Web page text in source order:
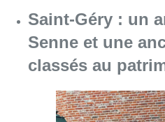
Saint-Géry : un
Senne et une
classés au